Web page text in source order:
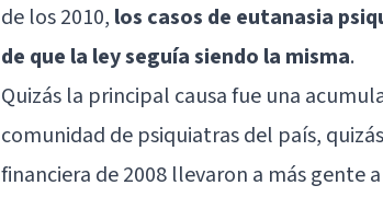
de los 2010, los casos de eutanasia
de que la ley seguía siendo la misma.
Quizás la principal causa fue una
comunidad de psiquiatras del país,
financiera de 2008 llevaron a más gente